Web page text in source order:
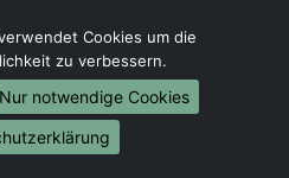
München
Köln
Frankfurt am Main
Stuttgart
Düsseldorf
Cookies um die
zu verbessern.
Nur notwendige Cookies